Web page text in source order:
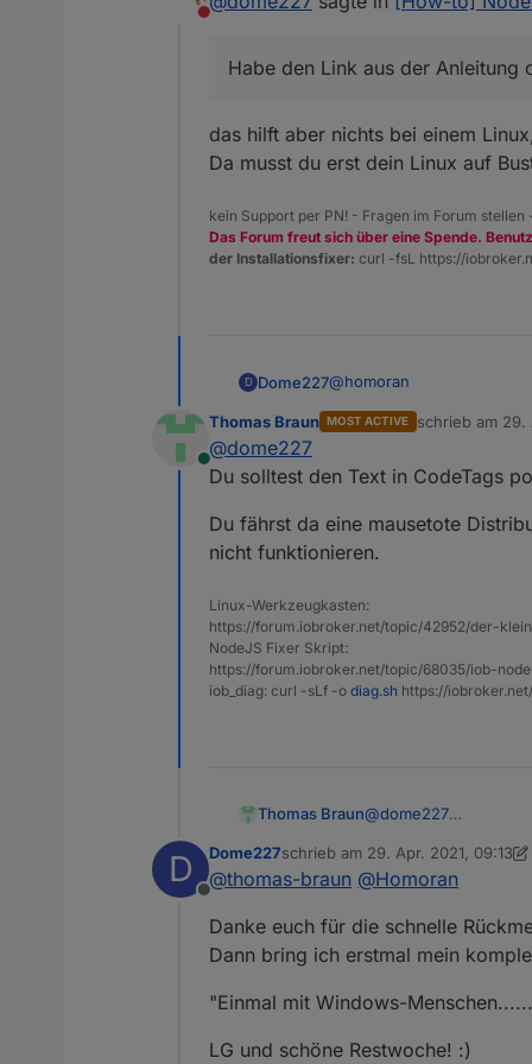
aufrufbar sein, dann den
Die dann am besten mit
Jetzt aktualisiert man
Unter Linux reicht es,
gelistet.
Zum Beispiel lauten die
man
nicht als root-User
curl -sL https://
Für Node.js 16 einfach in
Für macOS gibt einen
geprüft werden. Mit einem
Da die Installation von
Installationsfixer
Er stellt unter anderem
korrigiert alle
ioBroker versucht seit dem
werden müssen. Dies
Aktualisierung versucht.
js-controller 3.x
Zuerst wird ein "rebuild"
Zuerst wird versucht alle
zu bauen.
Daher kann es sein das
Bei einigen Adaptern (zB
nicht startet oder einzelne
Manuelle Rebuilds
"selben" Link aus dem
@Thomas-Braun
Nicht stören
Habe den Link aus der Anleitung
das hilft aber nichts bei einem
Da musst du erst dein Linux auf
kein Support per PN! - Fragen im Forum stellen
Das Forum freut sich über eine Spende.
der Installationsfixer: curl -fsL https://
D Dome227@homoran
Habe den Link aus der
Wie wäre die korrekte
Sorry, habe meinen
@Thomas-Braun
Sorry, habe den
Online
Thomas Braun MOST ACTIVE schrieb am 29.
zuletzt editiert
@dome227
Du solltest den Text in CodeTags
Du fährst da eine mausetote
nicht funktionieren.
Linux-Werkzeugkasten:
https://forum.iobroker.net/topic/42952/der-
NodeJS Fixer Skript:
https://forum.iobroker.net/topic/68035/iob-
iob_diag: curl -sLf -o diag.sh https://
Thomas Braun@dome227
Du fährst da eine
nicht funktionieren.
D
Offline
Dome227schrieb am 29. Apr. 2021, 09:13
zuletzt editiert von Dome227
@thomas-braun @Homoran
Danke euch für die schnelle
Dann bring ich erstmal mein
"Einmal mit Windows-
LG und schöne Restwoche! :)